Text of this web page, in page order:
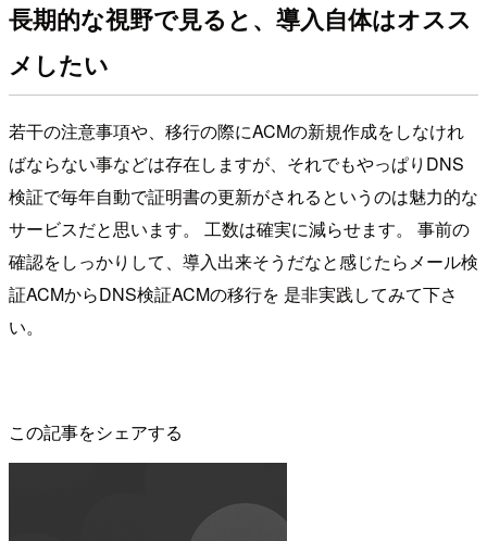
長期的な視野で見ると、導入自体はオスス
メしたい
若干の注意事項や、移行の際にACMの新規作成をしなけれ
ばならない事などは存在しますが、それでもやっぱりDNS
検証で毎年自動で証明書の更新がされるというのは魅力的な
サービスだと思います。 工数は確実に減らせます。 事前の
確認をしっかりして、導入出来そうだなと感じたらメール検
証ACMからDNS検証ACMの移行を 是非実践してみて下さ
い。
この記事をシェアする